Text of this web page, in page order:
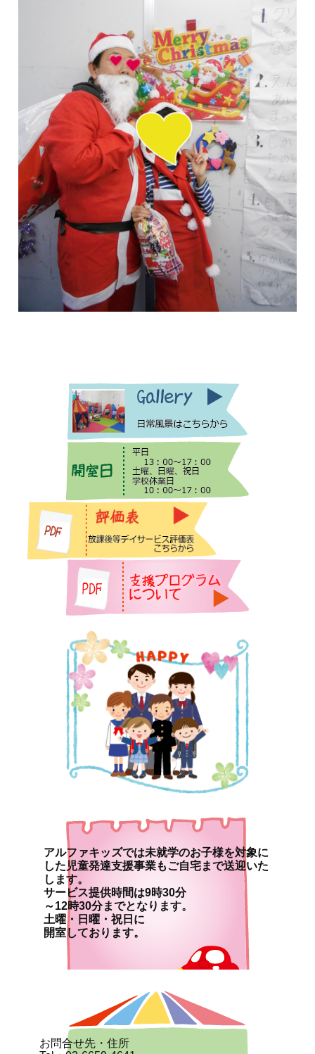
アルファキッズでは未就学のお子様を対象に
した児童発達支援事業もご自宅まで送迎いた
します。
サービス提供時間は9時30分
～12時30分までとなります。
土曜・日曜・祝日に
開室しております。
お問合せ先・住所